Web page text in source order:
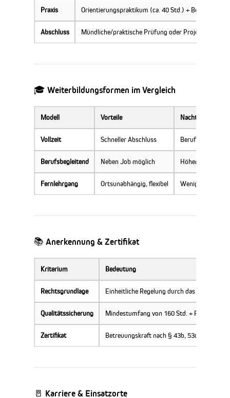
Praxis Orientierungspraktikum (ca. 40 Std.) +
Abschluss Mündliche/praktische Prüfung oder Projektarbeit,
🎓 Weiterbildungsformen im Vergleich
Modell Vorteile Nachteile
Vollzeit Schneller Abschluss Berufspause
Berufsbegleitend Neben Job möglich Höhere Belastung
Fernlehrgang Ortsunabhängig, flexibel Weniger direkter
📚 Anerkennung & Zertifikat
Kriterium Bedeutung
Rechtsgrundlage Einheitliche Regelung durch das SGB XI,
Qualitätssicherung Mindestumfang von 160 Std. + Praktika
Zertifikat Betreuungskraft nach § 43b, 53c SGB XI
🚪 Karriere & Einsatzorte